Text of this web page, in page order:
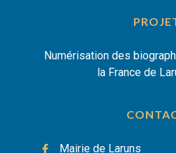
Numérisation des
la France de
Mairie de Laruns